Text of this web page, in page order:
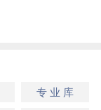
专 业 库